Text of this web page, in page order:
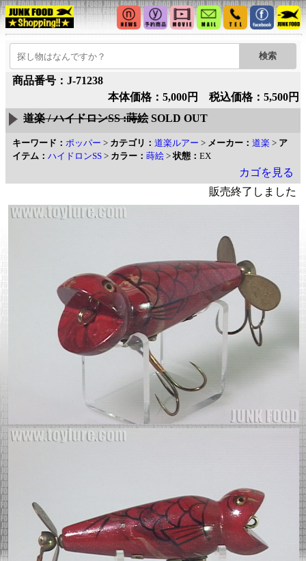
商品番号：J-71238
本体価格：5,000円 税込価格：5,500円
道楽 / ハイドロンSS :蒔絵SOLD OUT
キーワード： ポッパー > カテゴリ： 道楽ルアー > メーカー： 道楽 > ア
イテム： ハイドロンSS > カラー： 蒔絵 >状態： EX
カゴを見る
販売終了しました